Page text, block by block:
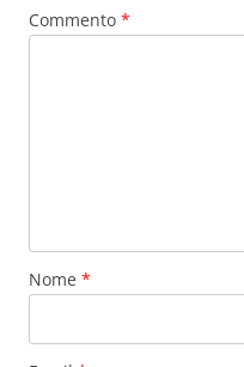
Commento *
Nome *